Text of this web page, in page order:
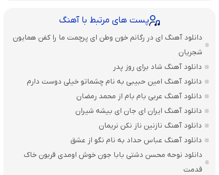
پست های مرتبط با آهنگ
دانلود آهنگ ای در رگانم خون وطن ای پرچمت ما را کفن همایون
شجریان
دانلود آهنگ شاد برای روز پدر
دانلود آهنگ امین حبیبی به نام چشماتو خیلی دوست دارم
دانلود آهنگ عربی بام بام از محمد رمضان
دانلود آهنگ ایران ای جان ای بیشه شیران
دانلود آهنگ نازنین ناز نکن نریمان
دانلود آهنگ عباس حداد به نام نگو از عشق
دانلود نوحه محسن دشتی بابا جون خوش اومدی قربون خاک
قدمت